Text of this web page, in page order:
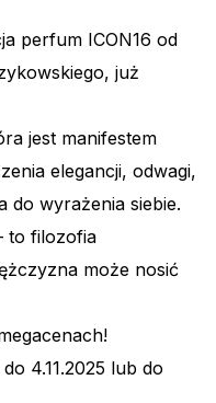
perfum ICON16 od
już
jest manifestem
elegancji, odwagi,
do wyrażenia siebie.
to filozofia
może nosić
4.11.2025 lub do